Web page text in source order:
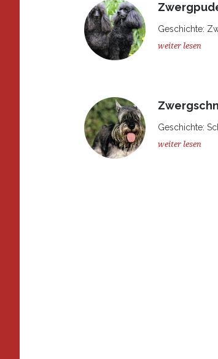
Geschichte:
weiter lesen
Geschichte:
weiter lesen